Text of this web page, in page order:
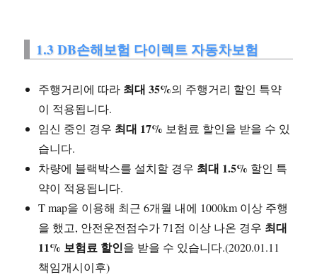
1.3 DB손해보험 다이렉트 자동차보험
주행거리에 따라 최대 35%의 주행거리 할인 특약
이 적용됩니다.
임신 중인 경우 최대 17% 보험료 할인을 받을 수 있
습니다.
차량에 블랙박스를 설치할 경우 최대 1.5% 할인 특
약이 적용됩니다.
T map을 이용해 최근 6개월 내에 1000km 이상 주행
을 했고, 안전운전점수가 71점 이상 나온 경우 최대
11% 보험료 할인을 받을 수 있습니다.(2020.01.11
책임개시이후)